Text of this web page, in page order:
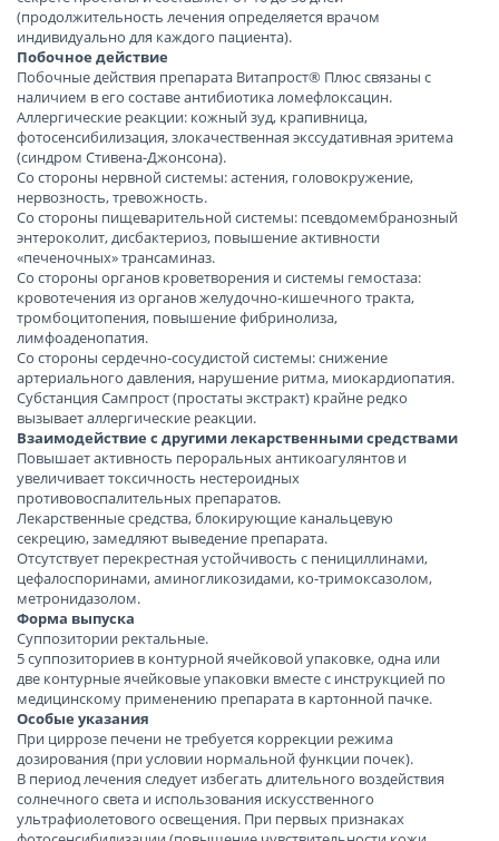
(продолжительность лечения определяется врачом
индивидуально для каждого пациента).
Побочное действие
Побочные действия препарата Витапрост® Плюс связаны с
наличием в его составе антибиотика ломефлоксацин.
Аллергические реакции: кожный зуд, крапивница,
фотосенсибилизация, злокачественная экссудативная эритема
(синдром Стивена-Джонсона).
Со стороны нервной системы: астения, головокружение,
нервозность, тревожность.
Со стороны пищеварительной системы: псевдомембранозный
энтероколит, дисбактериоз, повышение активности
«печеночных» трансаминаз.
Со стороны органов кроветворения и системы гемостаза:
кровотечения из органов желудочно-кишечного тракта,
тромбоцитопения, повышение фибринолиза,
лимфоаденопатия.
Со стороны сердечно-сосудистой системы: снижение
артериального давления, нарушение ритма, миокардиопатия.
Субстанция Сампрост (простаты экстракт) крайне редко
вызывает аллергические реакции.
Взаимодействие с другими лекарственными средствами
Повышает активность пероральных антикоагулянтов и
увеличивает токсичность нестероидных
противовоспалительных препаратов.
Лекарственные средства, блокирующие канальцевую
секрецию, замедляют выведение препарата.
Отсутствует перекрестная устойчивость с пенициллинами,
цефалоспоринами, аминогликозидами, ко-тримоксазолом,
метронидазолом.
Форма выпуска
Суппозитории ректальные.
5 суппозиториев в контурной ячейковой упаковке, одна или
две контурные ячейковые упаковки вместе с инструкцией по
медицинскому применению препарата в картонной пачке.
Особые указания
При циррозе печени не требуется коррекции режима
дозирования (при условии нормальной функции почек).
В период лечения следует избегать длительного воздействия
солнечного света и использования искусственного
ультрафиолетового освещения. При первых признаках